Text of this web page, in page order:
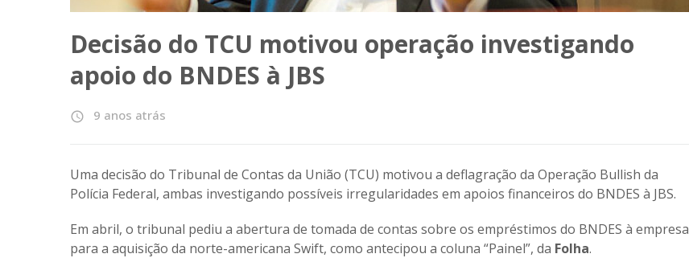
Decisão do TCU motivou operação investigando
apoio do BNDES à JBS
access_time 9 anos atrás
Uma decisão do Tribunal de Contas da União (TCU) motivou a deflagração da Operação Bullish da
Polícia Federal, ambas investigando possíveis irregularidades em apoios financeiros do BNDES à JBS.
Em abril, o tribunal pediu a abertura de tomada de contas sobre os empréstimos do BNDES à empresa
para a aquisição da norte-americana Swift, como antecipou a coluna “Painel”, da Folha.